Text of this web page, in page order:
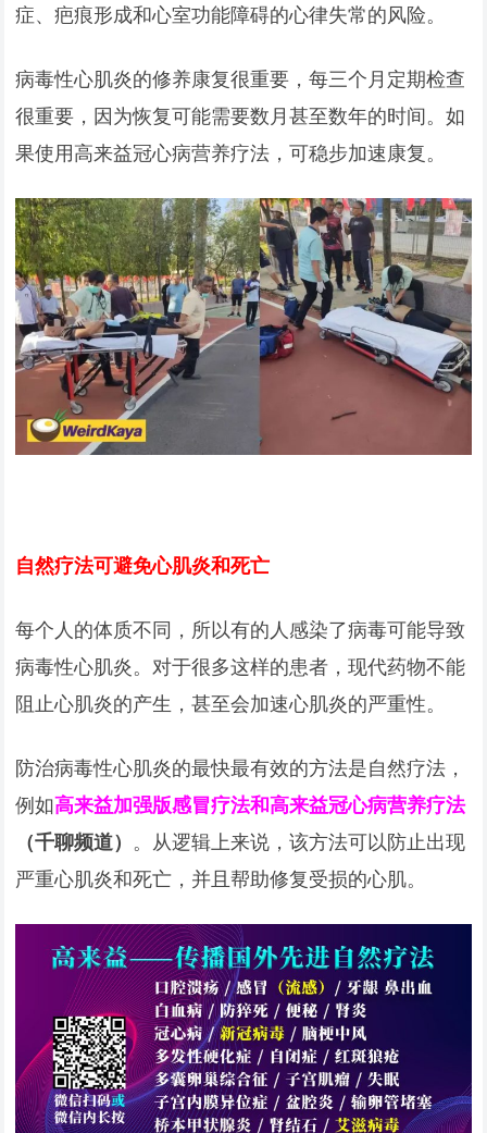
症、疤痕形成和心室功能障碍的心律失常的风险。
病毒性心肌炎的修养康复很重要，每三个月定期检查
很重要，因为恢复可能需要数月甚至数年的时间。如
果使用高来益冠心病营养疗法，可稳步加速康复。
自然疗法可避免心肌炎和死亡
每个人的体质不同，所以有的人感染了病毒可能导致
病毒性心肌炎。对于很多这样的患者，现代药物不能
阻止心肌炎的产生，甚至会加速心肌炎的严重性。
防治病毒性心肌炎的最快最有效的方法是自然疗法，
例如高来益加强版感冒疗法和高来益冠心病营养疗法
（千聊频道） 。从逻辑上来说，该方法可以防止出现
严重心肌炎和死亡，并且帮助修复受损的心肌。